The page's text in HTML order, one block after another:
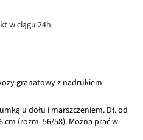
w ciągu 24h
granatowy z nadrukiem
u dołu i marszczeniem. Dł. od
cm (rozm. 56/58). Można prać w